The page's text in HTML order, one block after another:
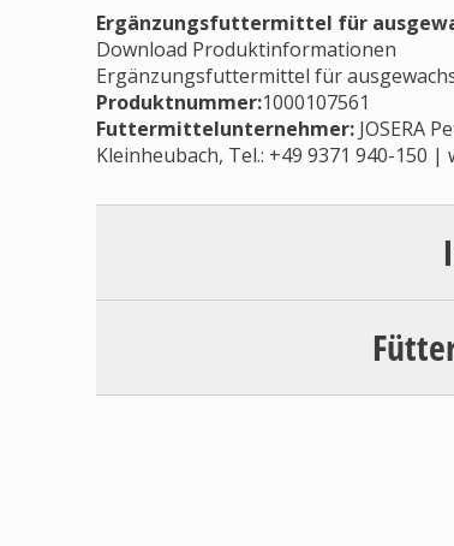
Ergänzungsfuttermittel für
Download Produktinformationen
Ergänzungsfuttermittel für
Produktnummer:1000107561
Futtermittelunternehmer: JOSERA
Kleinheubach, Tel.: +49 9371 940-150 |